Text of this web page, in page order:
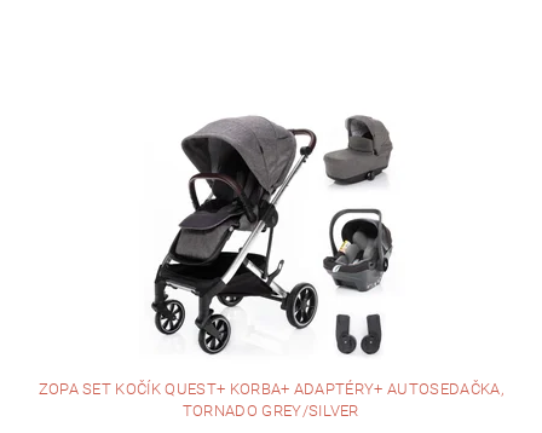
ZOPA SET KOČÍK QUEST+ KORBA+ ADAPTÉRY+ AUTOSEDAČKA,
TORNADO GREY/SILVER